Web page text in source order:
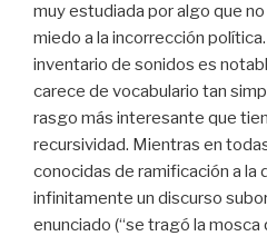
muy estudiada por algo que
miedo a la incorrección
inventario de sonidos es
carece de vocabulario tan
rasgo más interesante que
recursividad. Mientras en
conocidas de ramificación a la
infinitamente un discurso
enunciado (“se tragó la mosca